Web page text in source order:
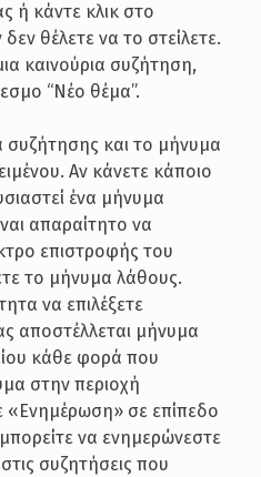
ή κάντε κλικ στο
θέλετε να το στείλετε.
καινούρια συζήτηση,
“Νέο θέμα”.
και το μήνυμα
Αν κάνετε κάποιο
ένα μήνυμα
απαραίτητο να
επιστροφής του
το μήνυμα λάθους.
να επιλέξετε
αποστέλλεται μήνυμα
κάθε φορά που
στην περιοχή
«Ενημέρωση» σε επίπεδο
να ενημερώνεστε
συζητήσεις που